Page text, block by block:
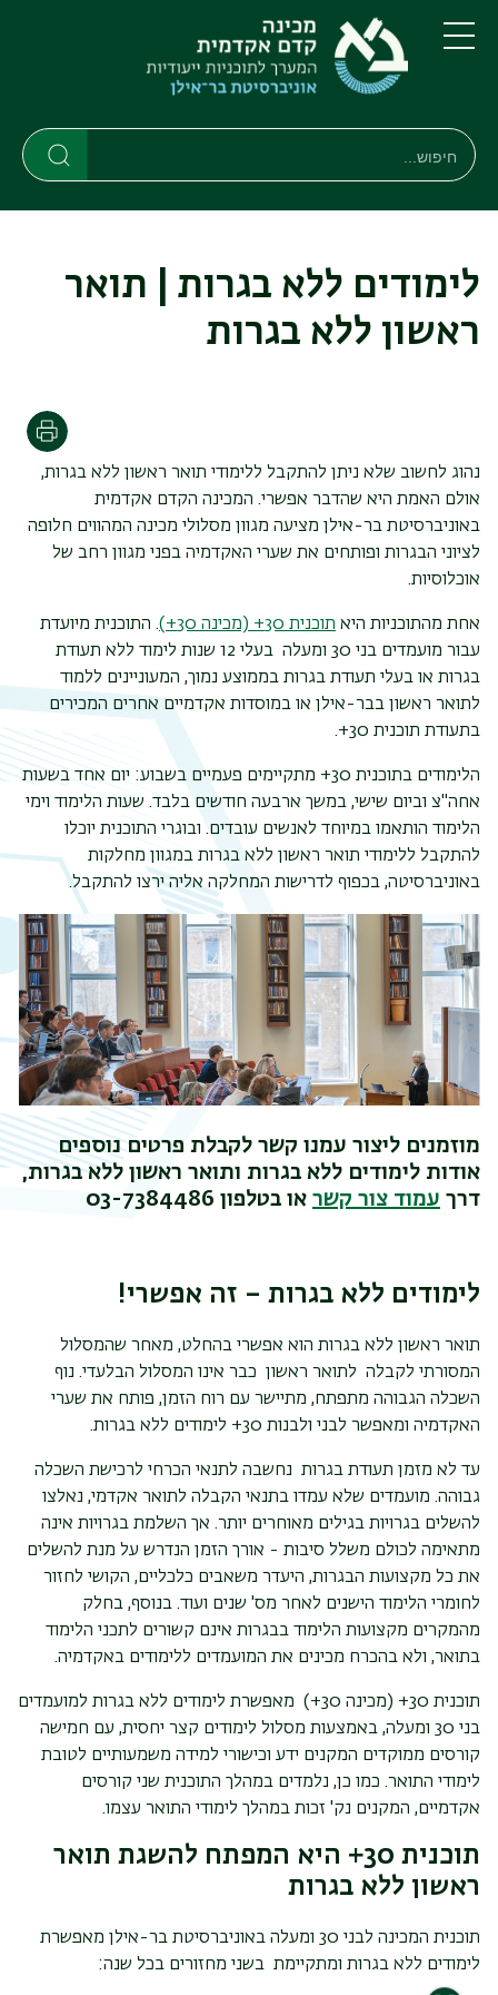
לתוכן
העיקרי
לתפריט
ניווט
ראשי
תפריט
חיפוש
חיפוש
לימודים ללא בגרות | תואר
ראשון ללא בגרות
נהוג לחשוב שלא ניתן להתקבל ללימודי תואר ראשון ללא בגרות,
אולם האמת היא שהדבר אפשרי. המכינה הקדם אקדמית
באוניברסיטת בר-אילן מציעה מגוון מסלולי מכינה המהווים חלופה
לציוני הבגרות ופותחים את שערי האקדמיה בפני מגוון רחב של
אוכלוסיות.
אחת מהתוכניות היא תוכנית 30+ (מכינה 30+)
. התוכנית מיועדת
עבור מועמדים בני 30 ומעלה
בעלי 12 שנות לימוד ללא תעודת
בגרות או בעלי תעודת בגרות בממוצע נמוך, המעוניינים ללמוד
לתואר ראשון בבר-אילן או במוסדות אקדמיים אחרים המכירים
בתעודת תוכנית 30+.
הלימודים בתוכנית 30+ מתקיימים פעמיים בשבוע: יום אחד בשעות
אחה"צ וביום שישי, במשך ארבעה חודשים בלבד. שעות הלימוד וימי
הלימוד הותאמו במיוחד לאנשים עובדים. ובוגרי התוכנית יוכלו
להתקבל ללימודי תואר ראשון ללא בגרות במגוון מחלקות
באוניברסיטה, בכפוף לדרישות המחלקה אליה ירצו להתקבל.
מוזמנים ליצור עמנו קשר לקבלת פרטים נוספים
אודות לימודים ללא בגרות ותואר ראשון ללא בגרות,
דרך עמוד צור קשר או בטלפון 03-7384486
לימודים ללא בגרות – זה אפשרי!
תואר ראשון ללא בגרות הוא אפשרי בהחלט, מאחר שהמסלול
המסורתי לקבלה לתואר ראשון כבר אינו המסלול הבלעדי. נוף
השכלה הגבוהה מתפתח, מתיישר עם רוח הזמן, פותח את שערי
האקדמיה ומאפשר לבני ולבנות 30+ לימודים ללא בגרות.
עד לא מזמן תעודת בגרות נחשבה לתנאי הכרחי לרכישת השכלה
גבוהה. מועמדים שלא עמדו בתנאי הקבלה לתואר אקדמי, נאלצו
להשלים בגרויות בגילים מאוחרים יותר. אך השלמת בגרויות אינה
מתאימה לכולם משלל סיבות - אורך הזמן הנדרש על מנת להשלים
את כל מקצועות הבגרות, היעדר משאבים כלכליים, הקושי לחזור
לחומרי הלימוד הישנים לאחר מס' שנים ועוד. בנוסף, בחלק
מהמקרים מקצועות הלימוד בבגרות אינם קשורים לתכני הלימוד
בתואר, ולא בהכרח מכינים את המועמדים ללימודים באקדמיה.
תוכנית 30+ (מכינה 30+) מאפשרת לימודים ללא בגרות למועמדים
בני 30 ומעלה, באמצעות מסלול לימודים קצר יחסית, עם חמישה
קורסים ממוקדים המקנים ידע וכישורי למידה משמעותיים לטובת
לימודי התואר. כמו כן, נלמדים במהלך התוכנית שני קורסים
אקדמיים, המקנים נק' זכות במהלך לימודי התואר עצמו.
תוכנית 30+ היא המפתח להשגת תואר
ראשון ללא בגרות
תוכנית המכינה לבני 30 ומעלה באוניברסיטת בר-אילן מאפשרת
לימודים ללא בגרות ומתקיימת בשני מחזורים בכל שנה: